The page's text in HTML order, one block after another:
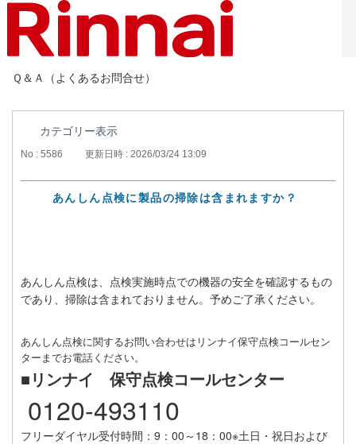
Ｑ＆Ａ（よくあるお問合せ）
カテゴリー表示
No : 5586 更新日時 : 2026/03/24 13:09
あんしん点検に製品の掃除は含まれますか？
あんしん点検は、点検実施時点での機器の安全を確認するもの
であり、掃除は含まれておりません。予めご了承ください。
あんしん点検に関するお問い合わせはリンナイ保守点検コールセン
ターまでお電話ください。
■リンナイ 保守点検コールセンター
0120-493110
フリーダイヤル受付時間：9：00～18：00※土日・祝日および